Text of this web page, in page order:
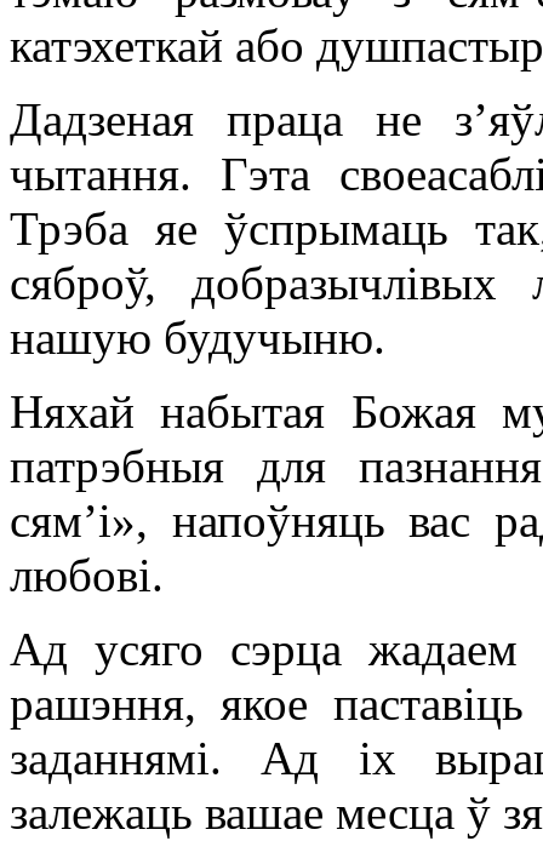
катэхеткай або
Дадзеная праца не
чытання. Гэта
Трэба яе ўспрымаць
сяброў,
нашую будучыню.
Няхай набытая Божая
патрэбныя для
сям’і», напоўняць вас
любові.
Ад усяго сэрца жадаем
рашэння, якое
заданнямі. Ад іх
залежаць вашае месца ў